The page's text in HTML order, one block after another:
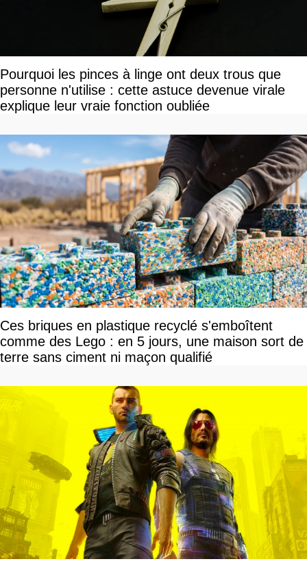
Pourquoi les pinces à linge ont deux trous que
personne n'utilise : cette astuce devenue virale
explique leur vraie fonction oubliée
Ces briques en plastique recyclé s'emboîtent
comme des Lego : en 5 jours, une maison sort de
terre sans ciment ni maçon qualifié